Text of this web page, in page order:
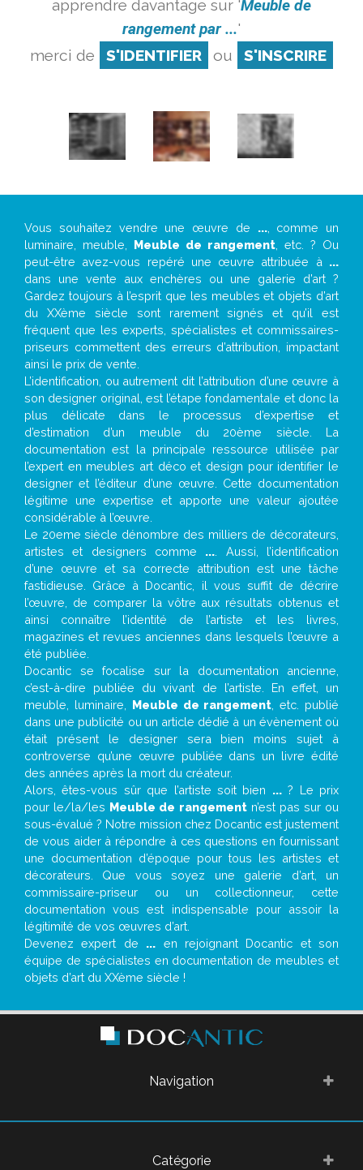
apprendre davantage sur 'Meuble de
rangement par ...'
merci de
S'IDENTIFIER ou S'INSCRIRE
Vous souhaitez vendre une œuvre de ..., comme un
luminaire, meuble, Meuble de rangement , etc. ? Ou
peut-être avez-vous repéré une œuvre attribuée à ...
dans une vente aux enchères ou une galerie d’art ?
Gardez toujours à l’esprit que les meubles et objets d’art
du XXème siècle sont rarement signés et qu’il est
fréquent que les experts, spécialistes et commissaires-
priseurs commettent des erreurs d’attribution, impactant
ainsi le prix de vente.
L’identification, ou autrement dit l’attribution d’une œuvre à
son designer original, est l’étape fondamentale et donc la
plus délicate dans le processus d’expertise et
d’estimation d’un meuble du 20ème siècle. La
documentation est la principale ressource utilisée par
l’expert en meubles art déco et design pour identifier le
designer et l’éditeur d’une œuvre. Cette documentation
légitime une expertise et apporte une valeur ajoutée
considérable à l’œuvre.
Le 20eme siècle dénombre des milliers de décorateurs,
artistes et designers comme ... . Aussi, l’identification
d’une œuvre et sa correcte attribution est une tâche
fastidieuse. Grâce à Docantic, il vous suffit de décrire
l’œuvre, de comparer la vôtre aux résultats obtenus et
ainsi connaître l’identité de l’artiste et les livres,
magazines et revues anciennes dans lesquels l’œuvre a
été publiée.
Docantic se focalise sur la documentation ancienne,
c’est-à-dire publiée du vivant de l’artiste. En effet, un
meuble, luminaire, Meuble de rangement , etc. publié
dans une publicité ou un article dédié à un évènement où
était présent le designer sera bien moins sujet à
controverse qu’une œuvre publiée dans un livre édité
des années après la mort du créateur.
Alors, êtes-vous sûr que l’artiste soit bien ...? Le prix
pour le/la/les Meuble de rangementn’est pas sur ou
sous-évalué ? Notre mission chez Docantic est justement
de vous aider à répondre à ces questions en fournissant
une documentation d’époque pour tous les artistes et
décorateurs. Que vous soyez une galerie d’art, un
commissaire-priseur ou un collectionneur, cette
documentation vous est indispensable pour assoir la
légitimité de vos œuvres d’art.
Devenez expert de ... en rejoignant Docantic et son
équipe de spécialistes en documentation de meubles et
objets d’art du XXème siècle !
Navigation
Catégorie